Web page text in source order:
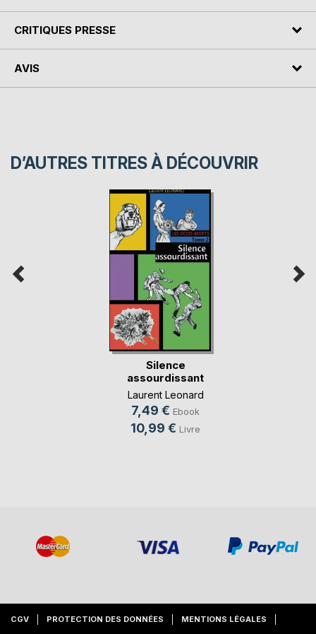
CRITIQUES PRESSE
AVIS
D’AUTRES TITRES À DÉCOUVRIR
Silence
assourdissant
Laurent Leonard
7,49 € Ebook
10,99 € Livre
CGV PROTECTION DES DONNÉES MENTIONS LÉGALES